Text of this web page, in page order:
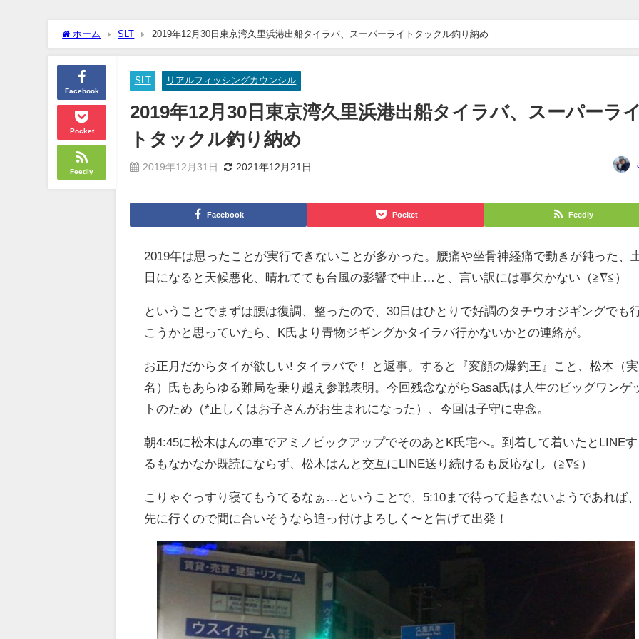
ホーム SLT 2019年12月30日東京湾久里浜港出船タイラバ、スーパーライトタックル釣り納め
Facebook
Pocket
Feedly
SLT リアルフィッシングカウンシル
2019年12月30日東京湾久里浜港出船タイラバ、スーパーラ
トタックル釣り納め
2019年12月31日 2021年12月21日
Facebook Pocket Feedly
2019年は思ったことが実行できないことが多かった。腰痛や坐骨神経痛で動きが鈍った、
日になると天候悪化、晴れてても台風の影響で中止…と、言い訳には事欠かない（≧∇≦）
ということでまずは腰は復調、整ったので、30日はひとりで好調のタチウオジギングでも
こうかと思っていたら、K氏より青物ジギングかタイラバ行かないかとの連絡が。
お正月だからタイが欲しい! タイラバで！ と返事。すると『変顔の爆釣王』こと、松木（実
名）氏もあらゆる難局を乗り越え参戦表明。今回残念ながらSasa氏は人生のビッグワンゲ
トのため（*正しくはお子さんがお生まれになった）、今回は子守に専念。
朝4:45に松木はんの車でアミノピックアップでそのあとK氏宅へ。到着して着いたとLINEす
るもなかなか既読にならず、松木はんと交互にLINE送り続けるも反応なし（≧∇≦）
こりゃぐっすり寝てもうてるなぁ…ということで、5:10まで待って起きないようであれば
先に行くので間に合いそうなら追っ付けよろしく〜と告げて出発！